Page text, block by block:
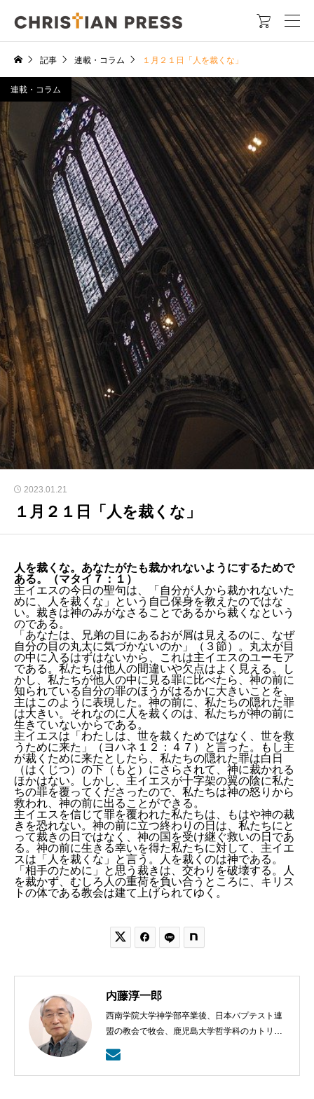

記事 連載・コラム １月２１日「人を裁くな」
連載・コラム
2023.01.21
１月２１日「人を裁くな」
人を裁くな。あなたがたも裁かれないようにするためで
ある。（マタイ７：１）
主イエスの今日の聖句は、「自分が人から裁かれないた
めに、人を裁くな」という自己保身を教えたのではな
い。裁きは神のみがなさることであるから裁くなという
のである。
「あなたは、兄弟の目にあるおが屑は見えるのに、なぜ
自分の目の丸太に気づかないのか」（３節）。丸太が目
の中に入るはずはないから、これは主イエスのユーモア
である。私たちは他人の間違いや欠点はよく見える。し
かし、私たちが他人の中に見る罪に比べたら、神の前に
知られている自分の罪のほうがはるかに大きいことを、
主はこのように表現した。神の前に、私たちの隠れた罪
は大きい。それなのに人を裁くのは、私たちが神の前に
生きていないからである。
主イエスは「わたしは、世を裁くためではなく、世を救
うために来た」（ヨハネ１２：４７）と言った。もし主
が裁くために来たとしたら、私たちの隠れた罪は白日
（はくじつ）の下（もと）にさらされて、神に裁かれる
ほかはない。しかし、主イエスが十字架の翼の陰に私た
ちの罪を覆ってくださったので、私たちは神の怒りから
救われ、神の前に出ることができる。
主イエスを信じて罪を覆われた私たちは、もはや神の裁
きを恐れない。神の前に立つ終わりの日は、私たちにと
って裁きの日ではなく、神の国を受け継ぐ救いの日であ
る。神の前に生きる幸いを得た私たちに対して、主イエ
スは「人を裁くな」と言う。人を裁くのは神である。
「相手のために」と思う裁きは、交わりを破壊する。人
を裁かず、むしろ人の重荷を負い合うところに、キリス
トの体である教会は建て上げられてゆく。
 
内藤淳一郎
西南学院大学神学部卒業後、日本バプテスト連
盟の教会で牧会、鹿児島大学哲学科のカトリッ
クの神学の学びから、鹿児島ラ・サール高校で
も教える。日本バプテスト連盟宣教室主事、日
本バプテスト連盟常務理事を８年間務める。